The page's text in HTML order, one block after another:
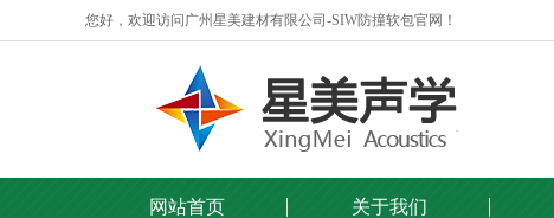
您好，欢迎访问广州星美建材有限公司-SIW防撞软包官网！
网站首页 关于我们